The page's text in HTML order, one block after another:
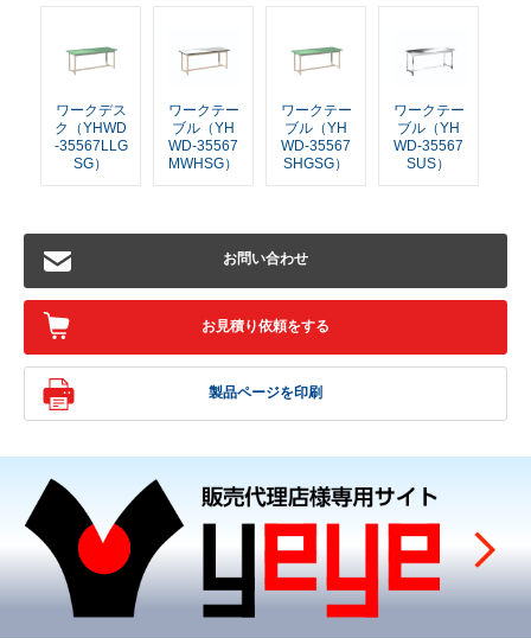
ワークデス
ク（YHWD
-35567LLG
SG）
ワークテー
ブル（YH
WD-35567
MWHSG）
ワークテー
ブル（YH
WD-35567
SHGSG）
ワークテー
ブル（YH
WD-35567
SUS）
お問い合わせ
お見積り依頼をする
製品ページを印刷